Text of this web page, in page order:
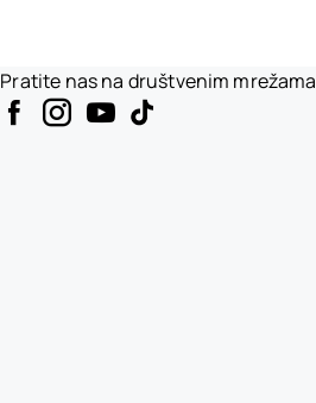
Pratite nas na društvenim mrežama